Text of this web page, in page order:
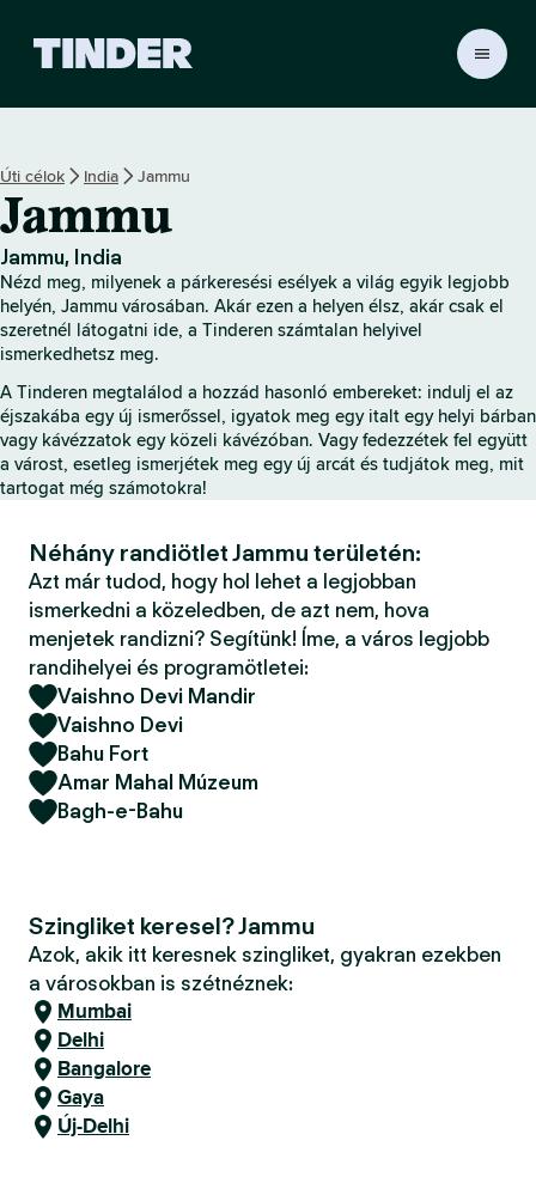
d
ő
o
a
l
Úti célok India Jammu
Jammu
Jammu, India
Nézd meg, milyenek a párkeresési esélyek a világ egyik legjobb
helyén, Jammu városában. Akár ezen a helyen élsz, akár csak el
szeretnél látogatni ide, a Tinderen számtalan helyivel
ismerkedhetsz meg.
A Tinderen megtalálod a hozzád hasonló embereket: indulj el az
éjszakába egy új ismerőssel, igyatok meg egy italt egy helyi bárban
vagy kávézzatok egy közeli kávézóban. Vagy fedezzétek fel együtt
a várost, esetleg ismerjétek meg egy új arcát és tudjátok meg, mit
tartogat még számotokra!
Néhány randiötlet Jammu területén:
Azt már tudod, hogy hol lehet a legjobban
ismerkedni a közeledben, de azt nem, hova
menjetek randizni? Segítünk! Íme, a város legjobb
randihelyei és programötletei:
Vaishno Devi Mandir
Vaishno Devi
Bahu Fort
Amar Mahal Múzeum
Bagh-e-Bahu
Szingliket keresel? Jammu
Azok, akik itt keresnek szingliket, gyakran ezekben
a városokban is szétnéznek:
Mumbai
Delhi
Bangalore
Gaya
Új-Delhi